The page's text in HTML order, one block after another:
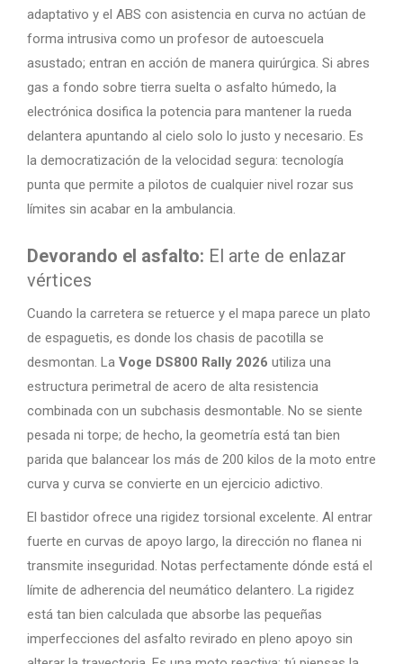
adaptativo y el ABS con asistencia en curva no actúan de
forma intrusiva como un profesor de autoescuela
asustado; entran en acción de manera quirúrgica. Si abres
gas a fondo sobre tierra suelta o asfalto húmedo, la
electrónica dosifica la potencia para mantener la rueda
delantera apuntando al cielo solo lo justo y necesario. Es
la democratización de la velocidad segura: tecnología
punta que permite a pilotos de cualquier nivel rozar sus
límites sin acabar en la ambulancia.
Devorando el asfalto: El arte de enlazar
vértices
Cuando la carretera se retuerce y el mapa parece un plato
de espaguetis, es donde los chasis de pacotilla se
desmontan. La Voge DS800 Rally 2026 utiliza una
estructura perimetral de acero de alta resistencia
combinada con un subchasis desmontable. No se siente
pesada ni torpe; de hecho, la geometría está tan bien
parida que balancear los más de 200 kilos de la moto entre
curva y curva se convierte en un ejercicio adictivo.
El bastidor ofrece una rigidez torsional excelente. Al entrar
fuerte en curvas de apoyo largo, la dirección no flanea ni
transmite inseguridad. Notas perfectamente dónde está el
límite de adherencia del neumático delantero. La rigidez
está tan bien calculada que absorbe las pequeñas
imperfecciones del asfalto revirado en pleno apoyo sin